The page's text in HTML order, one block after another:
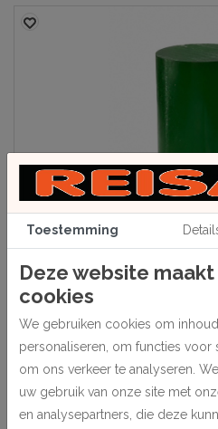
Beschrijving
Geschikt voor alle modellen
Speciaal voor hard hout.
Toestemming
Deze website
cookies
We gebruiken cookies om
personaliseren, om functies voor
om ons verkeer te analyseren.
uw gebruik van onze site met
en analysepartners, die deze